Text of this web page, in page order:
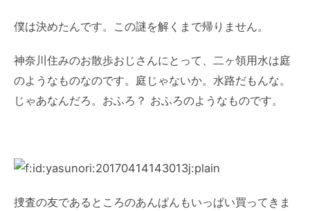
僕は決めたんです。この謎を解くまで帰りません。
神奈川住みのお散歩おじさんにとって、二ヶ領用水は庭
のようなものなのです。庭じゃないか。水路だもんな。
じゃあなんだろ。おふろ？ おふろのようなものです。
捜査の友であるところのあんぱんもいっぱい買ってきま